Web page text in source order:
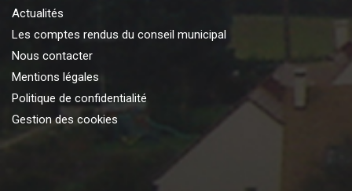
Actualités
Les comptes rendus du conseil municipal
Nous contacter
Mentions légales
Politique de confidentialité
Gestion des cookies